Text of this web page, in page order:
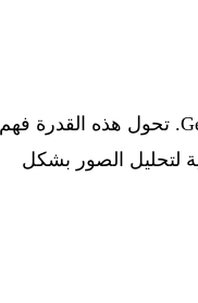
إلى واجهة برمجة تطبيقات Gemini 3 Flash. تحول هذه القدرة فهم
لتحليل الصور بشكل